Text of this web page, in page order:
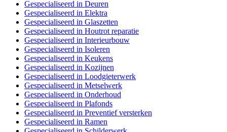
Gespecialiseerd in Deuren
Gespecialiseerd in Elektra
Gespecialiseerd in Glaszetten
Gespecialiseerd in Houtrot reparatie
Gespecialiseerd in Interieurbouw
Gespecialiseerd in Isoleren
Gespecialiseerd in Keukens
Gespecialiseerd in Kozijnen
Gespecialiseerd in Loodgieterwerk
Gespecialiseerd in Metselwerk
Gespecialiseerd in Onderhoud
Gespecialiseerd in Plafonds
Gespecialiseerd in Preventief versterken
Gespecialiseerd in Ramen